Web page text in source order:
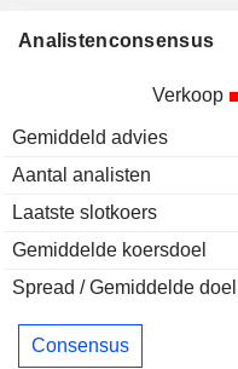
Analistenconsensus
Verkoop
Gemiddeld advies
Aantal analisten
Laatste slotkoers
Gemiddelde koersdoel
Spread / Gemiddelde doel
Consensus